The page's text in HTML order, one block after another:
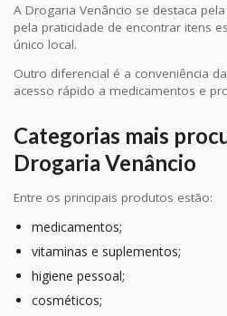
A Drogaria Venâncio se destaca
pela praticidade de encontrar itens
único local.
Outro diferencial é a conveniência
acesso rápido a medicamentos e
Categorias mais
Drogaria Venâncio
Entre os principais produtos estão:
medicamentos;
vitaminas e suplementos;
higiene pessoal;
cosméticos;